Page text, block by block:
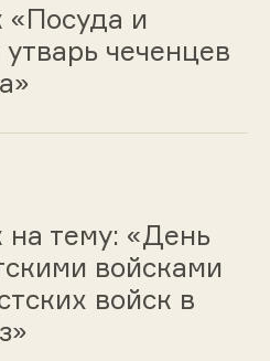
«Посуда и
чеченцев
тему: «День
войсками
войск в